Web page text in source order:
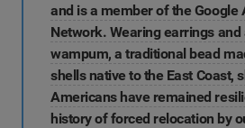
and is a member of the Google
Network. Wearing earrings
wampum, a traditional bead
shells native to the East Coast,
Americans have remained
history of forced relocation by